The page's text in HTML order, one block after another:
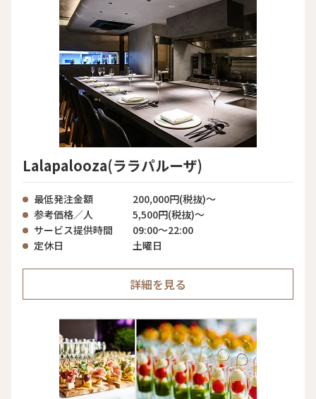
Lalapalooza(ララパルーザ)
最低発注金額
200,000円(税抜)～
参考価格／人
5,500円(税抜)～
サービス提供時間
09:00〜22:00
定休日
土曜日
詳細を見る